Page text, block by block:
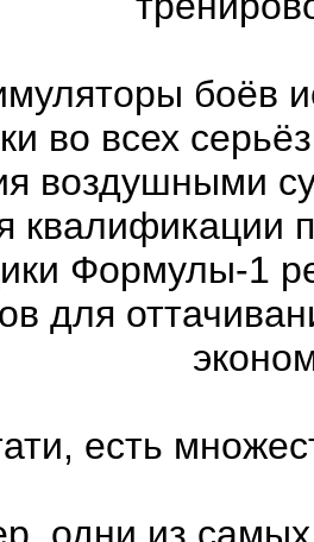
боёв
во всех
воздушными
квалификации
Формулы-1
для
есть